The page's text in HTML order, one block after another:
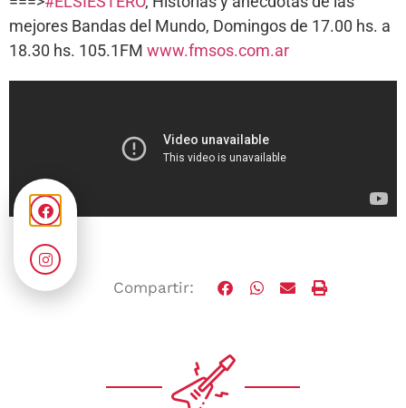
mejores Bandas del Mundo, Domingos de 17.00 hs. a
18.30 hs. 105.1FM www.fmsos.com.ar
Compartir: